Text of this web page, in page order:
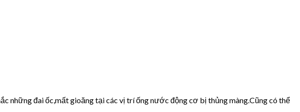
những đai ốc,mất gioăng tại các vị trí ống nước động cơ bị thủng màng.Cũng có thể